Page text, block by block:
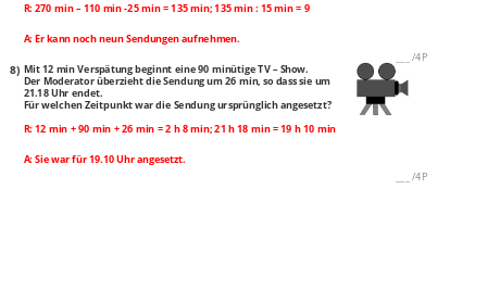
R: 270 min – 110 min -25 min = 135 min; 135 min : 15 min = 9
A: Er kann noch neun Sendungen aufnehmen.
/4P
8) Mit 12 min Verspätung beginnt eine 90 minütige TV – Show.
Der Moderator überzieht die Sendung um 26 min, so dass sie um
21.18 Uhr endet.
Für welchen Zeitpunkt war die Sendung ursprünglich angesetzt?
R: 12 min + 90 min + 26 min = 2 h 8 min; 21 h 18 min = 19 h 10 min
A: Sie war für 19.10 Uhr angesetzt.
/4P